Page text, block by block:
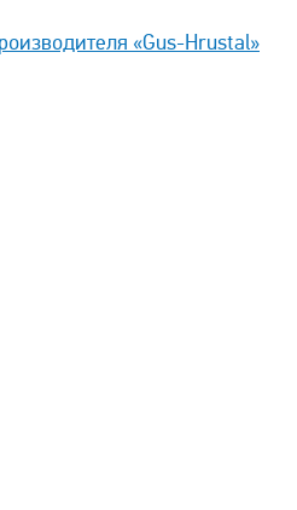
«Gus-Hrustal»